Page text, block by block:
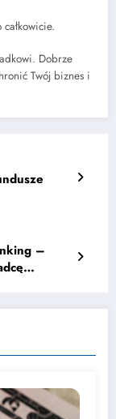
Dobrze
Twój biznes i
–